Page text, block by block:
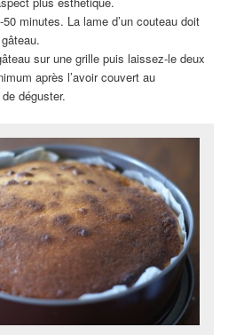
minutes. La lame d’un couteau doit
sur une grille puis laissez-le deux
après l’avoir couvert au
déguster.